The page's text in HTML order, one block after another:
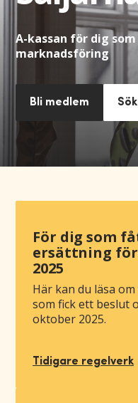
A-kassan för dig
marknadsföring
Bli medlem
För dig som
ersättning
2025
Här kan du läsa
som fick ett beslut
oktober 2025.
Tidigare regelverk